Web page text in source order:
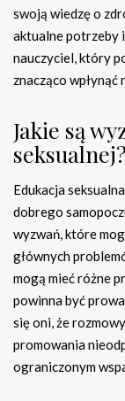
swoją wiedzę o
aktualne potrzeby
nauczyciel, który
znacząco
Jakie są
seksualnej?
Edukacja
dobrego
wyzwań, które
głównych
mogą mieć różne
powinna być
się oni, że
promowania
ograniczonym